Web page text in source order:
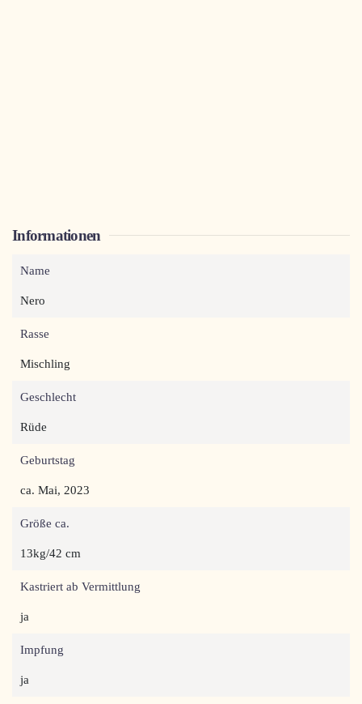
Informationen
Name
Nero
Rasse
Mischling
Geschlecht
Rüde
Geburtstag
ca. Mai, 2023
Größe ca.
13kg/42 cm
Kastriert ab Vermittlung
ja
Impfung
ja